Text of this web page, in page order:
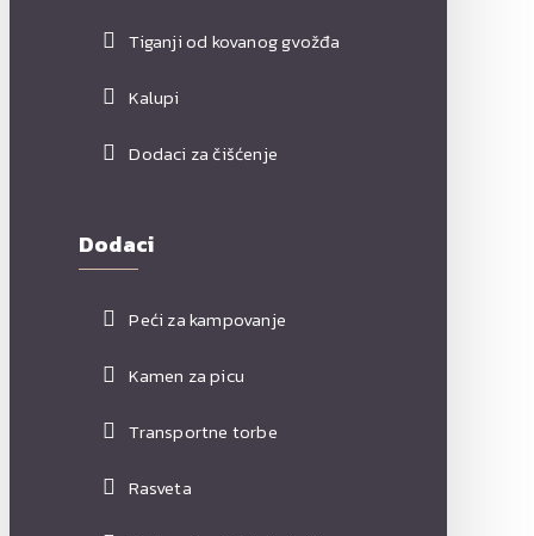
Tiganji od kovanog gvožđa
Kalupi
Dodaci za čišćenje
Dodaci
Peći za kampovanje
Kamen za picu
Transportne torbe
Rasveta